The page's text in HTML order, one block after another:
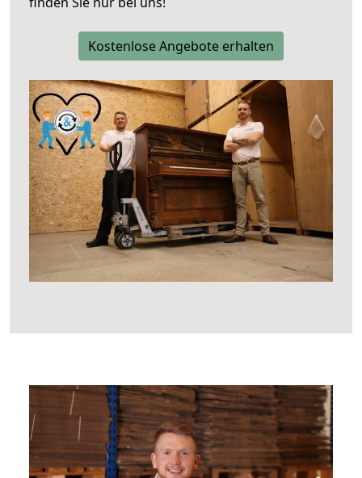
Kostenlose Angebote erhalten